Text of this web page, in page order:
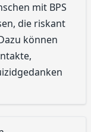
mit BPS
die riskant
können